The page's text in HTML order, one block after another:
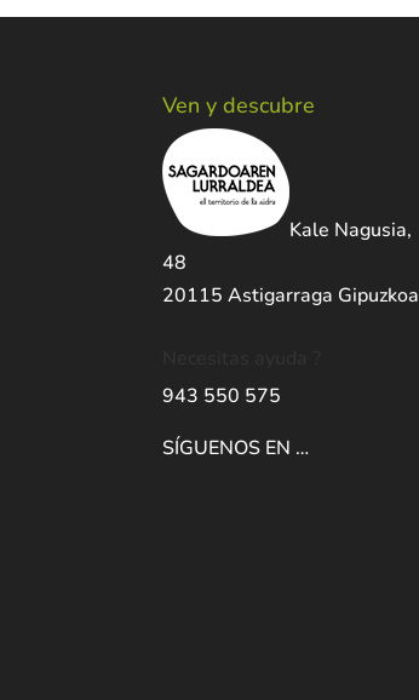
Ven y descubre
Kale Nagusia,
48
20115 Astigarraga Gipuzkoa
943 550 575
SÍGUENOS EN …